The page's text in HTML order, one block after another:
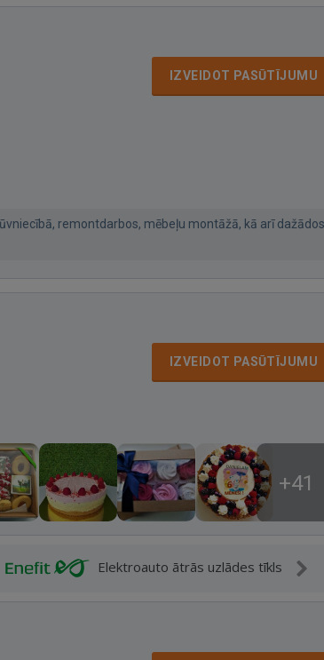
IZVEIDOT PASŪTĪJUMU
remontdarbos, mēbeļu montāžā, kā arī dažādos
IZVEIDOT PASŪTĪJUMU
+41
Elektroauto ātrās uzlādes tīkls